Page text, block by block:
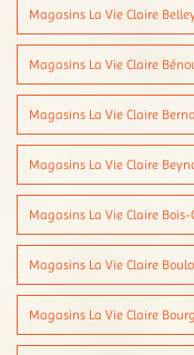
Magasins La Vie Claire
Magasins La Vie Claire
Magasins La Vie Claire
Magasins La Vie Claire
Magasins La Vie Claire Bois-
Magasins La Vie Claire
Magasins La Vie Claire